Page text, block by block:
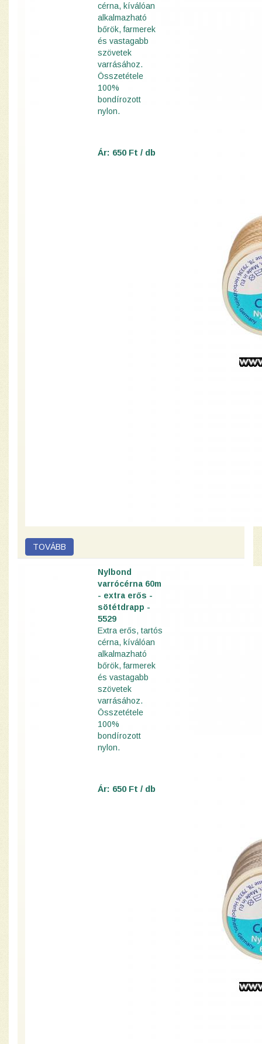
cérna, kíválóan
alkalmazható
bőrök, farmerek
és vastagabb
szövetek
varrásához.
Összetétele
100%
bondírozott
nylon.
Ár: 650 Ft / db
Nylbond
varrócérna 60m
- extra erős -
sötétdrapp -
5529
Extra erős, tartós
cérna, kíválóan
alkalmazható
bőrök, farmerek
és vastagabb
szövetek
varrásához.
Összetétele
100%
bondírozott
nylon.
Ár: 650 Ft / db